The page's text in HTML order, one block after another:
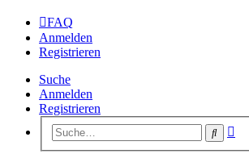
FAQ
Anmelden
Registrieren
Suche
Anmelden
Registrieren
Suche